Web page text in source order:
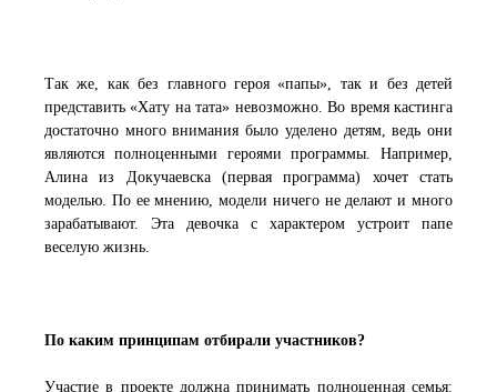
Так же, как без главного героя «папы», так и без детей
представить «Хату на тата» невозможно. Во время кастинга
достаточно много внимания было уделено детям, ведь они
являются полноценными героями программы. Например,
Алина из Докучаевска (первая программа) хочет стать
моделью. По ее мнению, модели ничего не делают и много
зарабатывают. Эта девочка с характером устроит папе
веселую жизнь.
По каким принципам отбирали участников?
Участие в проекте должна принимать полноценная семья: